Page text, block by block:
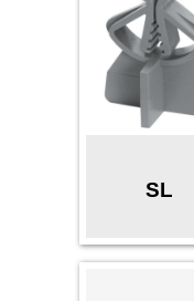
SL